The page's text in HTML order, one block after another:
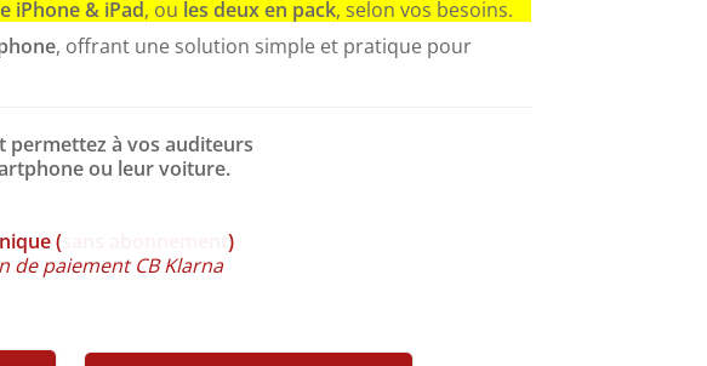
iPhone & iPad, ou les deux en pack, selon vos besoins.
, offrant une solution simple et pratique pour
permettez à vos auditeurs
ou leur voiture.
(sans abonnement )
de paiement CB Klarna